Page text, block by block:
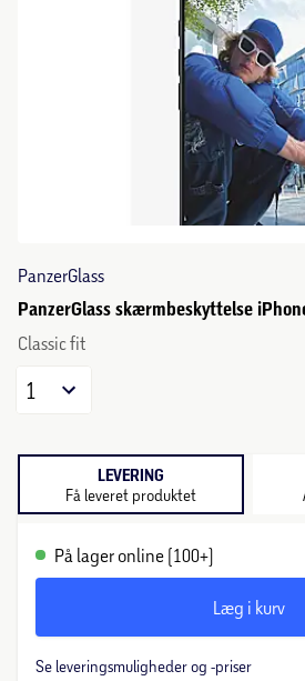
PanzerGlass
PanzerGlass skærmbeskyttelse
Classic fit
1
LEVERING
Få leveret produktet
På lager online (100+)
Læg i kurv
Se leveringsmuligheder og -priser